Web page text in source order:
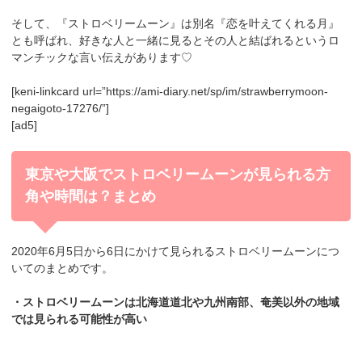
そして、
『ストロベリームーン』は別名『恋を叶えてくれる月』
とも呼ばれ、好きな人と一緒に見るとその人と結ばれるというロ
マンチックな言い伝えがあります♡
[keni-linkcard url=”https://ami-diary.net/sp/im/strawberrymoon-
negaigoto-17276/”]
[ad5]
東京や大阪でストロベリームーンが見られる方
角や時間は？まとめ
2020年6月5日から6日にかけて見られるストロベリームーンにつ
いてのまとめです。
・ストロベリームーンは北海道道北や九州南部、奄美以外の地域
では見られる可能性が高い